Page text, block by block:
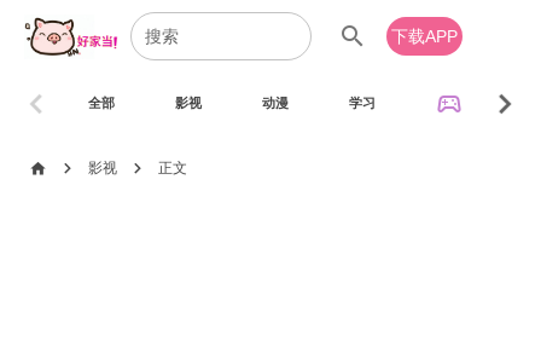
search 下载APP
全部 影视 动漫 学习 sports_esports
chevron_left chevron_right
home chevron_right 影视 chevron_right 正文